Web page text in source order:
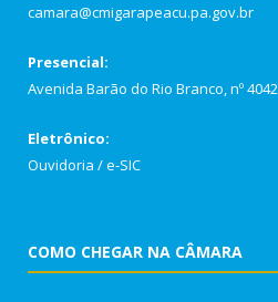
camara@cmigarapeacu.pa.gov.br
Presencial:
Avenida Barão do Rio Branco, nº
Eletrônico:
Ouvidoria /e-SIC
COMO CHEGAR NA CÂMARA